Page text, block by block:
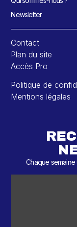
Newsletter
Contact
Plan du site
Accès Pro
Politique de
Mentions légales
Chaque